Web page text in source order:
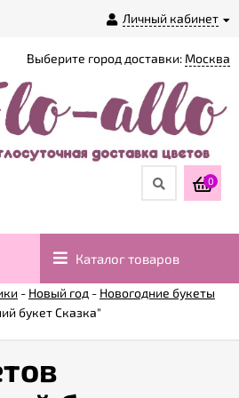
Личный кабинет
Выберите город доставки: Москва
0
Каталог товаров
- Новый год - Новогодние букеты
букет Сказка"